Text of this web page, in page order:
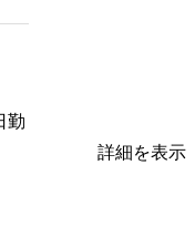
勤
詳細を表示